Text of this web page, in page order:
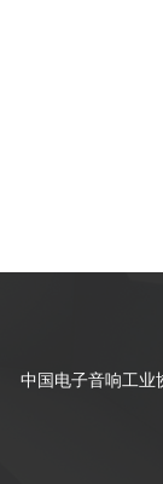
中国电子音响工业